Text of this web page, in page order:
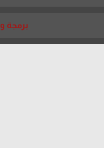
برمجة